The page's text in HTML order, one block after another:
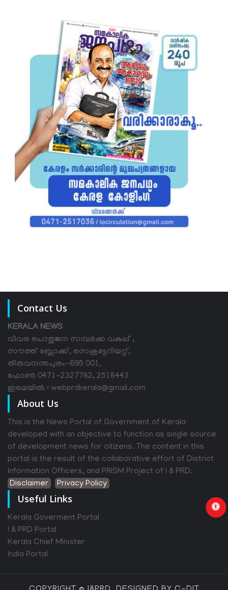
Contact Us
KERALA NEWS
വിവര പൊതുജന സമ്പര്‍ക്ക വകുപ്പ് ,
സൗത്ത് ബ്ലോക്ക്, സെക്രട്ടേറിയറ്റ്,
തിരുവനന്തപുരം-695 001,
ഫോൺ 0471-2327782, 2518443
ഇമെയിൽ : webprdkerala@gmail.com
About Us
This is the News Portal of Government of Kerala
developed with an objective to function as single source
of development news for citizens. The content in this
portal is the result of the collaborative effort of District
Information Officers, and PRISM Project of I & PRD.
Disclaimer
Privacy Policy
Useful Links
Kerala Goverment Portal
I & PRD Portal
Kerala Chief Minister
India Portal